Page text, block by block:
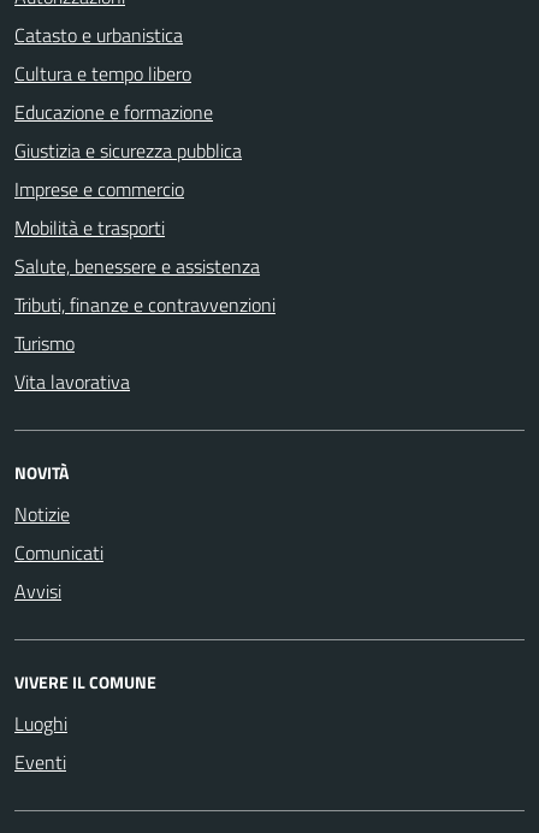
Catasto e urbanistica
Cultura e tempo libero
Educazione e formazione
Giustizia e sicurezza pubblica
Imprese e commercio
Mobilità e trasporti
Salute, benessere e assistenza
Tributi, finanze e contravvenzioni
Turismo
Vita lavorativa
NOVITÀ
Notizie
Comunicati
Avvisi
VIVERE IL COMUNE
Luoghi
Eventi